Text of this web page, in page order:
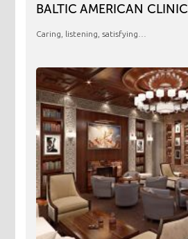
BALTIC AMERICAN CLINIC
Caring, listening, satisfying…